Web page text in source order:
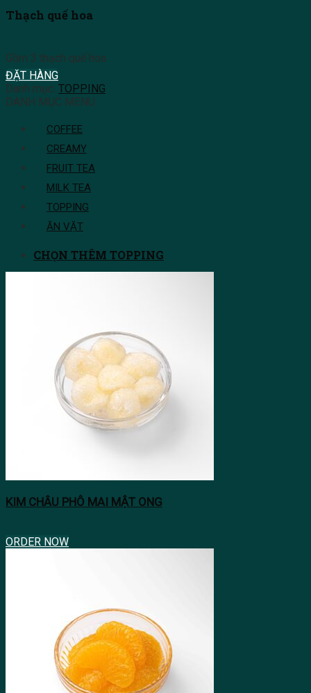
Thạch quế hoa
Gồm 3 thạch quế hoa
ĐẶT HÀNG
Danh mục: TOPPING
DANH MỤC MENU
COFFEE
CREAMY
FRUIT TEA
MILK TEA
TOPPING
ĂN VẶT
CHỌN THÊM TOPPING
KIM CHÂU PHÔ MAI MẬT ONG
ORDER NOW